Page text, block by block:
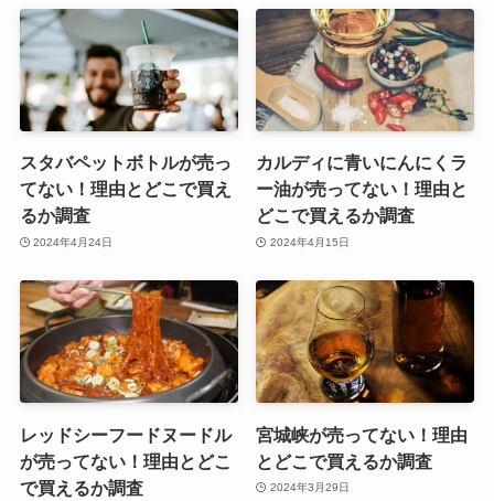
スタバペットボトルが売っ
てない！理由とどこで買え
るか調査
2024年4月24日
カルディに青いにんにくラ
ー油が売ってない！理由と
どこで買えるか調査
2024年4月15日
レッドシーフードヌードル
が売ってない！理由とどこ
で買えるか調査
宮城峡が売ってない！理由
とどこで買えるか調査
2024年3月29日